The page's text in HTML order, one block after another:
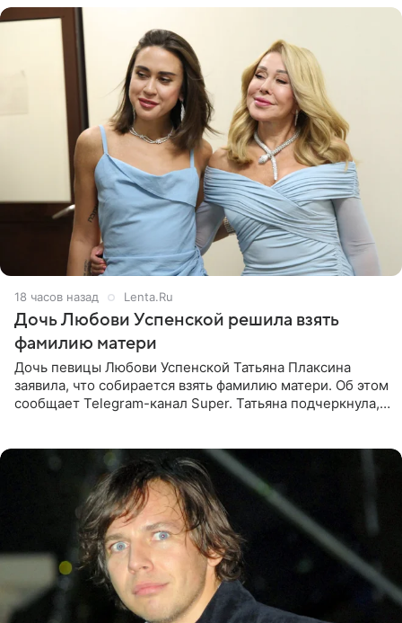
18 часов назад Lenta.Ru
Дочь Любови Успенской решила взять
фамилию матери
Дочь певицы Любови Успенской Татьяна Плаксина
заявила, что собирается взять фамилию матери. Об этом
сообщает Telegram-канал Super. Татьяна подчеркнула,